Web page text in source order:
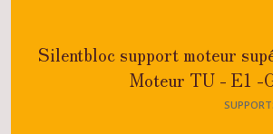
Silentbloc support moteur
Moteur TU - E1 -